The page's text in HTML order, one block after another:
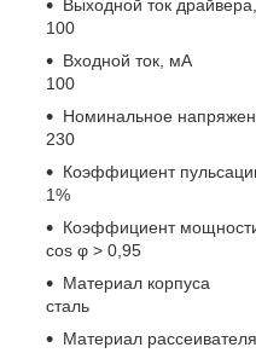
Выходной ток
100
Входной ток, мА
100
Номинальное
230
Коэффициент
1%
Коэффициент
cos φ > 0,95
Материал корпуса
сталь
Материал рассеивателя